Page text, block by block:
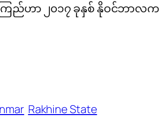
ည်ဟာ ၂၀၁၇ ခုနှစ် နိုဝင်ဘာလ
Rakhine State